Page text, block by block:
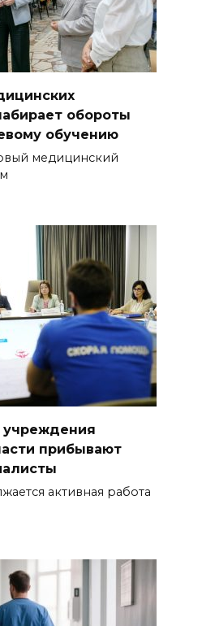
обороты
обучению
медицинский
прибывают
активная работа